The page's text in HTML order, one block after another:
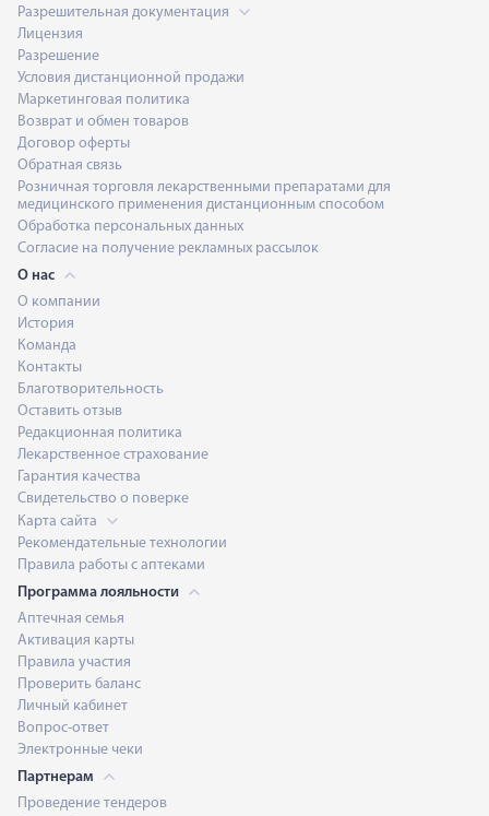
Разрешительная документация
Лицензия
Разрешение
Условия дистанционной продажи
Маркетинговая политика
Возврат и обмен товаров
Договор оферты
Обратная связь
Розничная торговля лекарственными препаратами для
медицинского применения дистанционным способом
Обработка персональных данных
Согласие на получение рекламных рассылок
О нас
О компании
История
Команда
Контакты
Благотворительность
Оставить отзыв
Редакционная политика
Лекарственное страхование
Гарантия качества
Свидетельство о поверке
Карта сайта
Рекомендательные технологии
Правила работы с аптеками
Программа лояльности
Аптечная семья
Активация карты
Правила участия
Проверить баланс
Личный кабинет
Вопрос-ответ
Электронные чеки
Партнерам
Проведение тендеров